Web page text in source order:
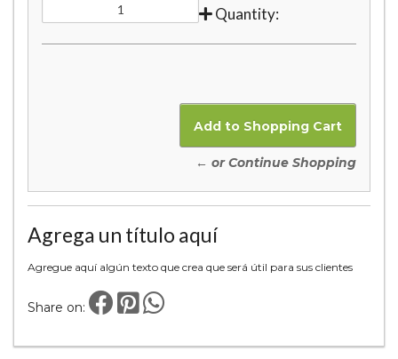
Quantity:
← or Continue Shopping
Agrega un título aquí
Agregue aquí algún texto que crea que será útil para sus clientes
Share on: